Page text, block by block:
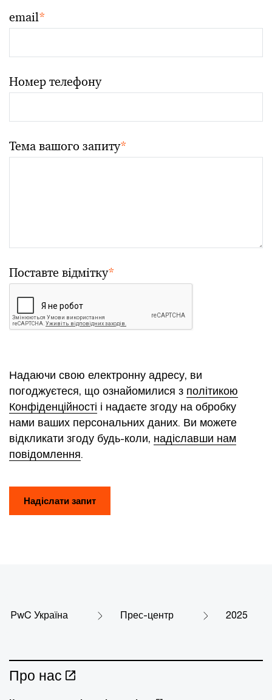
email*
Номер телефону
Тема вашого запиту*
Поставте відмітку*
Надаючи свою електронну адресу, ви
погоджуєтеся, що ознайомилися з політикою
Конфіденційності і надаєте згоду на обробку
нами ваших персональних даних. Ви можете
відкликати згоду будь-коли, надіславши нам
повідомлення.
Надіслати запит
PwC Україна Прес-центр 2025
Про нас